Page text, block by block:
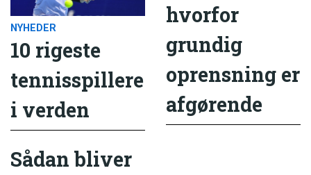
NYHEDER
10 rigeste
tennisspillere
i verden
hvorfor
grundig
oprensning er
afgørende
Sådan bliver